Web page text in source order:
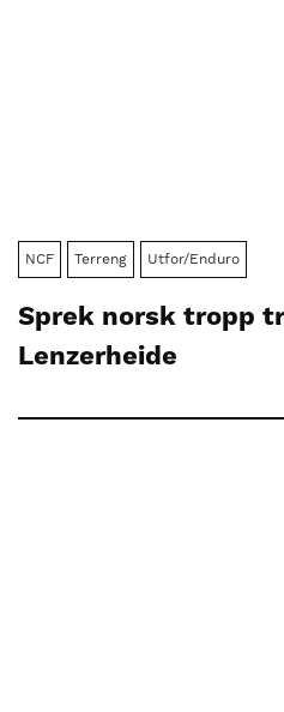
NCF Terreng Utfor/Enduro
Sprek norsk tropp
Lenzerheide